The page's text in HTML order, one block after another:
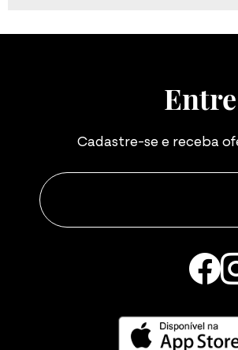
Cadastre-se e receba